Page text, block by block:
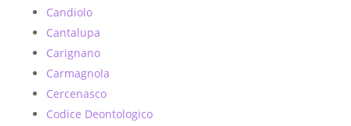
Candiolo
Cantalupa
Carignano
Carmagnola
Cercenasco
Codice Deontologico